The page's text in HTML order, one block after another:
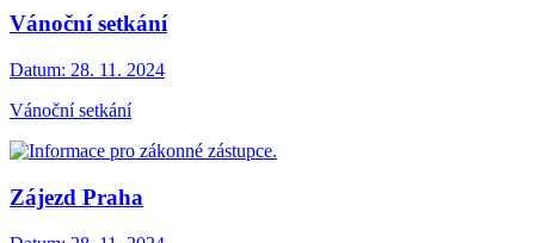
Vánoční setkání
Datum: 28. 11. 2024
Vánoční setkání
Zájezd Praha